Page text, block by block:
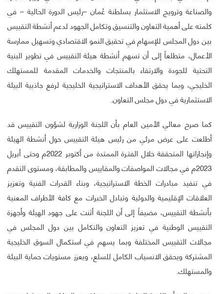
والصناعة وترويج الاستثمار بسلطنة عُمان –رئيس الدورة الحالية – في
كلمته على أهمية التعاون والتنسيق وتكامل الجهود لدعم أنشطة التقييس
بين دول المجلس للإسهام في تحقيق النمو الاقتصادي وتسهيل ممارسة
الأعمال، متطلعاً إلى أن تسهم أنشطة هيئة التقييس في تطوير البنية
التحتية للجودة والارتقاء بالمنتجات والخدمات المقدمة للمستهلك
الخليجي، وبما يحقق الأهداف الاستراتيجية الخليجية لرفع جاذبية البيئة
الاستثمارية في دول مجلس التعاون.
كما صرح معالي الأمين العام بأن اللجنة الوزارية لشؤون التقييس قد
أطلعت على عرض مرئي من رئيس هيئة التقييس حول أنشطة الهيئة
وإنجازاتها المتحققة خلال الفتـرة الممتدة من أكتوبر 2022م وحتى أبريل
2023م في مجالات المواصفات والمقاييس والمطابقة، ومستوى التقدم
في تنفيذ مبادرات الخطة الاستراتيجية، وبناء القدرات الفنية وتعزيز
العلاقات الإقليمية والدولية وتبادل الخبرات مع كافة الأطراف المعنية
بأنشطة التقييس، مضيفاً إلى أن اللجنة أثنت على جهود الهيئة وأجهزة
التقييس الوطنية في تعزيز التعاون والتكامل بين دول المجلس في
مجالات التقييس المختلفة وبما يسهم في استكمال السوق الخليجية
المشتركة ويحقق الانسياب الكامل للسلع، ويعزز مستويات حماية البيئة
والمستهلك.